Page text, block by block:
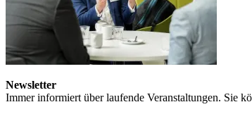
Newsletter
Immer informiert über laufende Veranstaltungen. Sie